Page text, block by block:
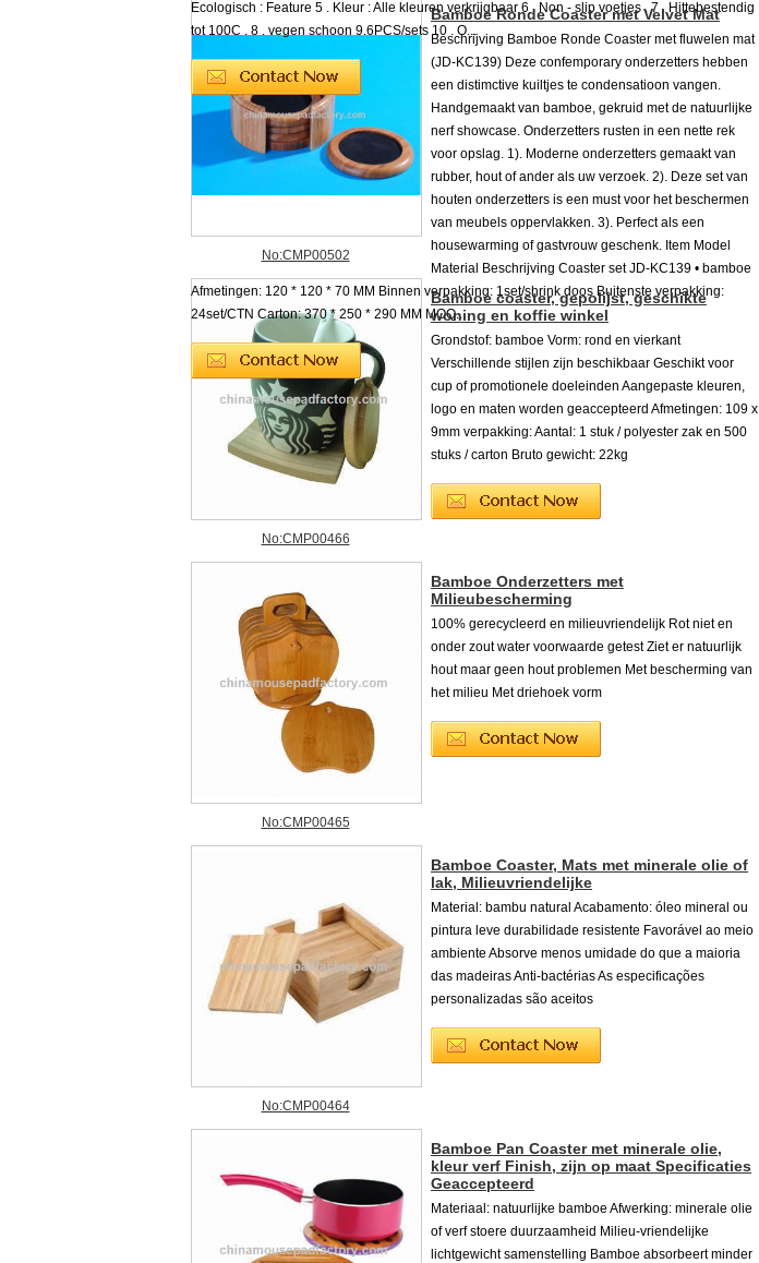
Ecologisch : Feature 5 . Kleur : Alle kleuren verkrijgbaar 6 . Non - slip voetjes . 7 . Hittebestendig
tot 100C . 8 . vegen schoon 9.6PCS/sets 10 . O...
No:CMP00502
Bamboe Ronde Coaster met Velvet Mat
Beschrijving Bamboe Ronde Coaster met fluwelen mat
(JD-KC139) Deze confemporary onderzetters hebben
een distimctive kuiltjes te condensatioon vangen.
Handgemaakt van bamboe, gekruid met de natuurlijke
nerf showcase. Onderzetters rusten in een nette rek
voor opslag. 1). Moderne onderzetters gemaakt van
rubber, hout of ander als uw verzoek. 2). Deze set van
houten onderzetters is een must voor het beschermen
van meubels oppervlakken. 3). Perfect als een
housewarming of gastvrouw geschenk. Item Model
Material Beschrijving Coaster set JD-KC139 • bamboe
Afmetingen: 120 * 120 * 70 MM Binnen verpakking: 1set/shrink doos Buitenste verpakking:
24set/CTN Carton: 370 * 250 * 290 MM MOQ...
No:CMP00466
Bamboe coaster, gepolijst, geschikte
woning en koffie winkel
Grondstof: bamboe Vorm: rond en vierkant
Verschillende stijlen zijn beschikbaar Geschikt voor
cup of promotionele doeleinden Aangepaste kleuren,
logo en maten worden geaccepteerd Afmetingen: 109 x
9mm verpakking: Aantal: 1 stuk / polyester zak en 500
stuks / carton Bruto gewicht: 22kg
No:CMP00465
Bamboe Onderzetters met
Milieubescherming
100% gerecycleerd en milieuvriendelijk Rot niet en
onder zout water voorwaarde getest Ziet er natuurlijk
hout maar geen hout problemen Met bescherming van
het milieu Met driehoek vorm
No:CMP00464
Bamboe Coaster, Mats met minerale olie of
lak, Milieuvriendelijke
Material: bambu natural Acabamento: óleo mineral ou
pintura leve durabilidade resistente Favorável ao meio
ambiente Absorve menos umidade do que a maioria
das madeiras Anti-bactérias As especificações
personalizadas são aceitos
Bamboe Pan Coaster met minerale olie,
kleur verf Finish, zijn op maat Specificaties
Geaccepteerd
Materiaal: natuurlijke bamboe Afwerking: minerale olie
of verf stoere duurzaamheid Milieu-vriendelijke
lichtgewicht samenstelling Bamboe absorbeert minder